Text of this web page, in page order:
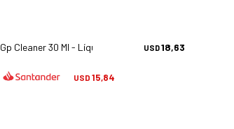
Gp Cleaner 30 Ml - Líquidos USD18,63
USD 15,84